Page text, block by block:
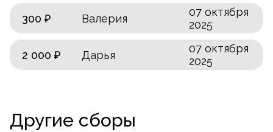
300 ₽ Валерия
07 октября
2025
2 000 ₽ Дарья
07 октября
2025
Другие сборы